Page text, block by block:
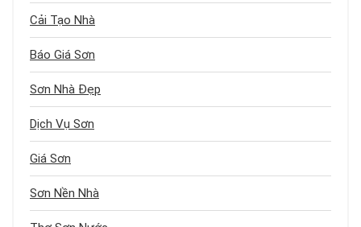
Cải Tạo Nhà
Báo Giá Sơn
Sơn Nhà Đẹp
Dịch Vụ Sơn
Giá Sơn
Sơn Nền Nhà